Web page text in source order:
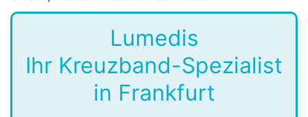
Lumedis
Ihr Kreuzband-Spezialist
in Frankfurt